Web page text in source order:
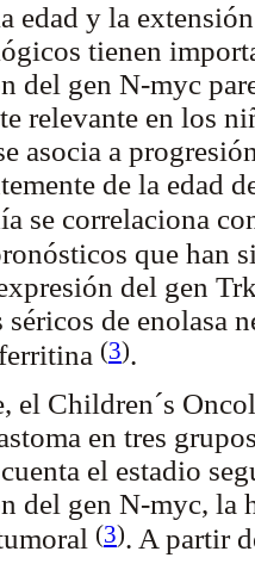
edad y la
tienen
del gen N-myc
relevante en los
asocia a
de la edad
se correlaciona
que han
del gen
de enolasa
(3).
el Children´s
en tres
el estadio
del gen N-myc, la
(3). A partir